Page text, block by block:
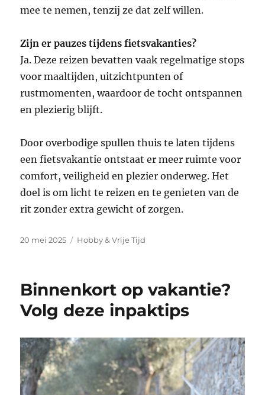
mee te nemen, tenzij ze dat zelf willen.
Zijn er pauzes tijdens fietsvakanties?
Ja. Deze reizen bevatten vaak regelmatige stops
voor maaltijden, uitzichtpunten of
rustmomenten, waardoor de tocht ontspannen
en plezierig blijft.
Door overbodige spullen thuis te laten tijdens
een fietsvakantie ontstaat er meer ruimte voor
comfort, veiligheid en plezier onderweg. Het
doel is om licht te reizen en te genieten van de
rit zonder extra gewicht of zorgen.
Geplaatst
20 mei 2025 Categorieën
Hobby & Vrije Tijd
Binnenkort op vakantie?
Volg deze inpaktips